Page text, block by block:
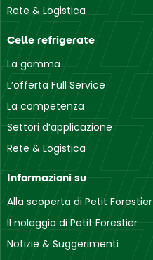
Rete & Logistica
Celle refrigerate
La gamma
L’offerta Full Service
La competenza
Settori d’applicazione
Rete & Logistica
Informazioni su
Alla scoperta di Petit Forestier
Il noleggio di Petit Forestier
Notizie & Suggerimenti